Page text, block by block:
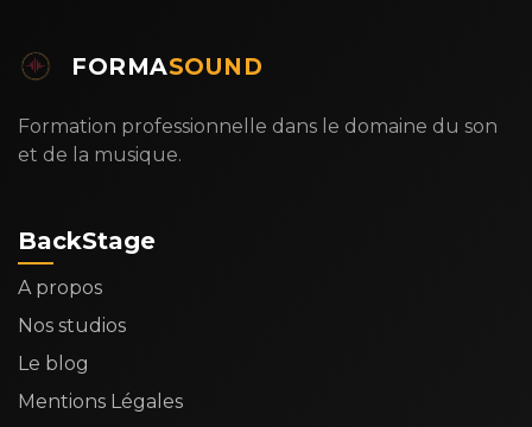
FORMASOUND
Formation professionnelle dans le domaine du son
et de la musique.
BackStage
A propos
Nos studios
Le blog
Mentions Légales